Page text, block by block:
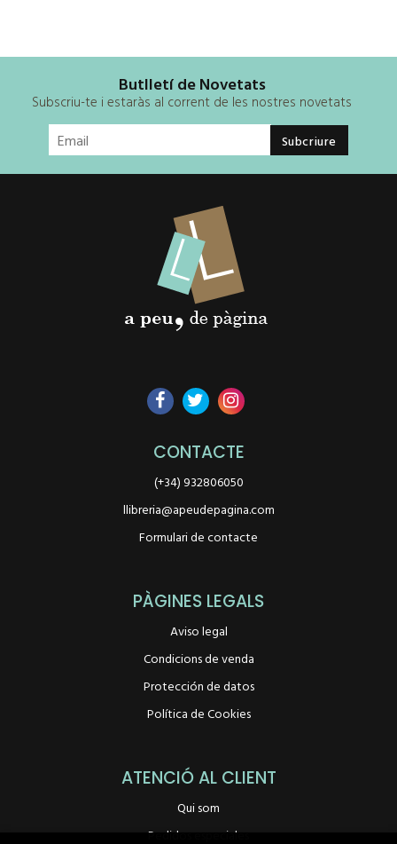
Butlletí de Novetats
Subscriu-te i estaràs al corrent de les nostres novetats
CONTACTE
(+34) 932806050
llibreria@apeudepagina.com
Formulari de contacte
PÀGINES LEGALS
Aviso legal
Condicions de venda
Protección de datos
Política de Cookies
ATENCIÓ AL CLIENT
Qui som
Pedidos especiales